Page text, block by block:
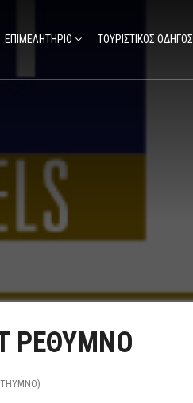
ΕΠΙΜΕΛΗΤΗΡΙΟ ΤΟΥΡΙΣΤΙΚΟΣ ΟΔΗΓΟΣ
ΡΕΘΥΜΝΟ